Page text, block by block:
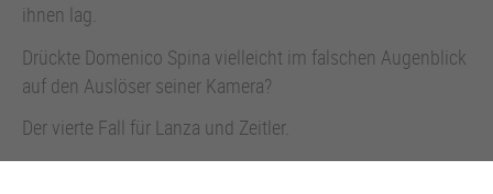
ihnen lag.
Drückte Domenico Spina vielleicht im falschen Augenblick
auf den Auslöser seiner Kamera?
Der vierte Fall für Lanza und Zeitler.
Das Hörbuch wird gesprochen von HELMFRIED VON